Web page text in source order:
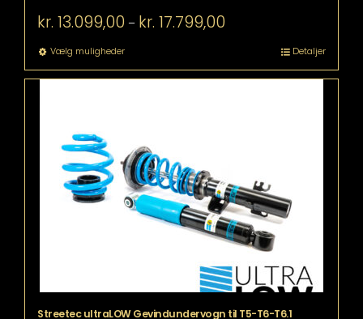
kr. 13.099,00 – kr. 17.799,00
Vælg mulighederDette
vare
har
kan
vælges
på
varesiden
Detaljer
Streetec ultraLOW Gevindundervogn til T5-T6-T6.1